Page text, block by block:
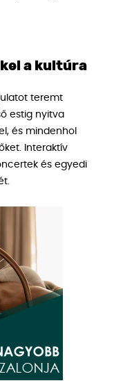
a kultúra
teremt
estig nyitva
és mindenhol
Interaktív
és egyedi